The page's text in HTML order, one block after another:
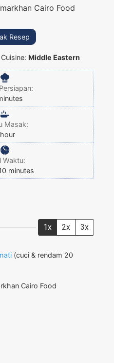
Resep
Cuisine: Middle Eastern
Masak:
hour
Waktu:
minutes
1x 2x 3x
(cuci & rendam 20
Cairo Food